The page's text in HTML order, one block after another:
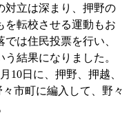
対立は深まり、押野の
を転校させる運動もお
は住民投票を行い、
結果になりました。
10日に、押野、押越、
市町に編入して、野々